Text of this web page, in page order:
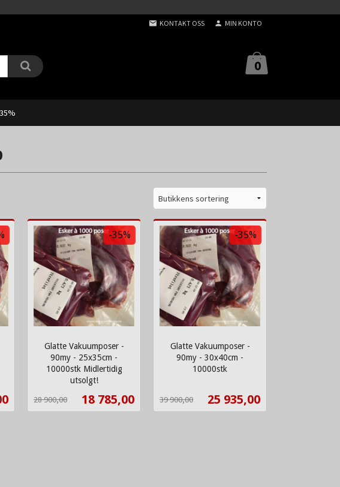
KONTAKT OSS MIN KONTO
0
Glatte Vakuumposer -
90my - 25x35cm -
10000stk Midlertidig
utsolgt!
Tilbud
18 785,00
28 900,00
-35%
mva.
Glatte Vakuumposer -
90my - 30x40cm -
10000stk
Tilbud
25 935,00
39 900,00
-35%